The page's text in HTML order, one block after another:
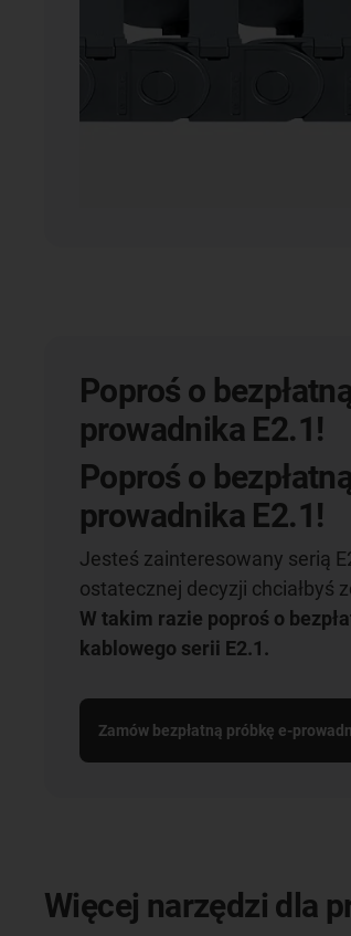
Poproś o
prowadnika E2.1!
Poproś o
prowadnika E2.1!
Jesteś zainteresowany serią
ostatecznej decyzji chciałbyś
W takim razie poproś o
kablowego serii E2.1.
Zamów bezpłatną próbkę e-
Więcej narzędzi dla